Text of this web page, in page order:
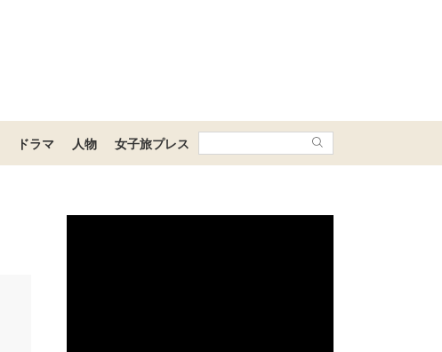
ドラマ 人物 女子旅プレス